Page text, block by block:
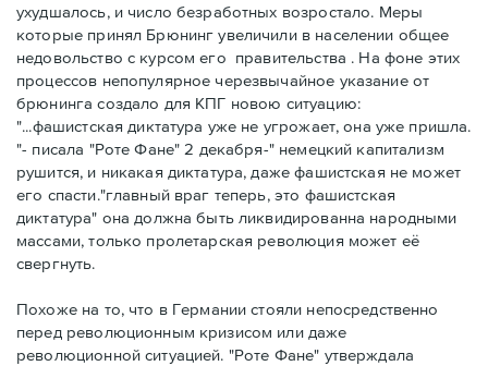
ухудшалось, и число безработных возростало. Меры
которые принял Брюнинг увеличили в населении общее
недовольство с курсом его правительства . На фоне этих
процессов непопулярное черезвычайное указание от
брюнинга создало для КПГ новою ситуацию:
"...фашистская диктатура уже не угрожает, она уже пришла.
"- писала "Роте Фане" 2 декабря-" немецкий капитализм
рушится, и никакая диктатура, даже фашистская не может
его спасти."главный враг теперь, это фашистская
диктатура" она должна быть ликвидированна народными
массами, только пролетарская революция может её
свергнуть.
Похоже на то, что в Германии стояли непосредственно
перед революционным кризисом или даже
революционной ситуацией. "Роте Фане" утверждала